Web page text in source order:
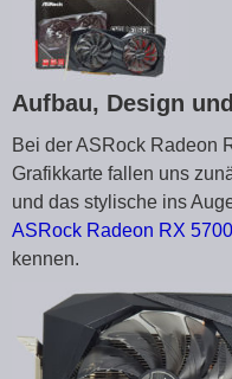
Aufbau, Design
Bei der ASRock Radeon
Grafikkarte fallen uns
und das stylische ins
ASRock Radeon RX
kennen.